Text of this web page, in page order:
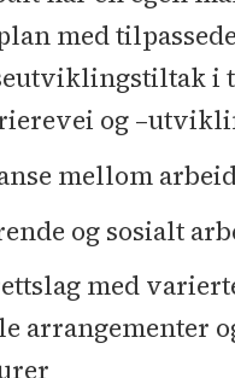
med tilpassede
i
og
mellom
og sosialt
med
arrangementer